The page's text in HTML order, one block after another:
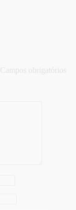
Campos obrigatórios